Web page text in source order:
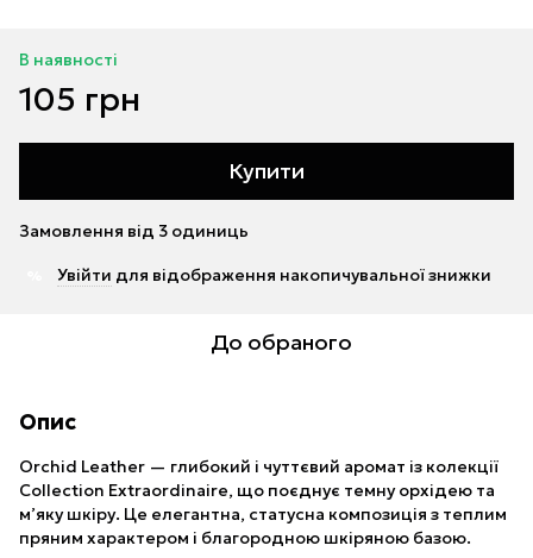
В наявності
105 грн
Купити
Замовлення від 3 одиниць
Увійти для відображення накопичувальної знижки
До обраного
Опис
Orchid Leather — глибокий і чуттєвий аромат із колекції
Collection Extraordinaire, що поєднує темну орхідею та
м’яку шкіру. Це елегантна, статусна композиція з теплим
пряним характером і благородною шкіряною базою.